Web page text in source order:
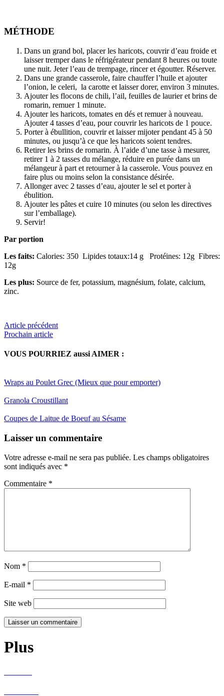
MÉTHODE
Dans un grand bol, placer les haricots, couvrir d’eau froide et
laisser tremper dans le réfrigérateur pendant 8 heures ou toute
une nuit. Jeter l’eau de trempage, rincer et égoutter. Réserver.
Dans une grande casserole, faire chauffer l’huile et ajouter
l’onion, le celeri, la carotte et laisser dorer, environ 3 minutes.
Ajouter les flocons de chili, l’ail, feuilles de laurier et brins de
romarin, remuer 1 minute.
Ajouter les haricots, tomates en dés et remuer à nouveau.
Ajouter 4 tasses d’eau, pour couvrir les haricots de 1 pouce.
Porter à ébullition, couvrir et laisser mijoter pendant 45 à 50
minutes, ou jusqu’à ce que les haricots soient tendres.
Retirer les brins de romarin. À l’aide d’une tasse à mesurer,
retirer 1 à 2 tasses du mélange, réduire en purée dans un
mélangeur à part et retourner à la casserole. Vous pouvez en
faire plus ou moins selon la consistance désirée.
Allonger avec 2 tasses d’eau, ajouter le sel et porter à
ébulition.
Ajouter les pâtes et cuire 10 minutes (ou selon les directives
sur l’emballage).
Servir!
Par portion
Les faits: Calories: 350 Lipides totaux:14 g Protéines: 12g Fibres:
12g
Les plus: Source de fer, potassium, magnésium, folate, calcium,
zinc.
Article précédent
Prochain article
VOUS POURRIEZ aussi AIMER :
Wraps au Poulet Grec (Mieux que pour emporter)
Granola Croustillant
Coupes de Laitue de Boeuf au Sésame
Interactions
Laisser un commentaire
Votre adresse e-mail ne sera pas publiée. Les champs obligatoires
sont indiqués avec *
Commentaire *
Nom *
E-mail *
Site web
Plus